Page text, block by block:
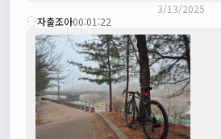
3/13/2025
자출조아00:01:22